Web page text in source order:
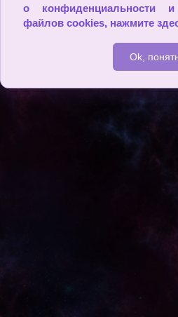
о конфиденциальности
файлов cookies, нажмите
Ok,
2009 -